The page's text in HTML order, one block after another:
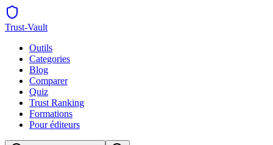
Trust-Vault
Outils
Categories
Blog
Comparer
Quiz
Trust Ranking
Formations
Pour éditeurs